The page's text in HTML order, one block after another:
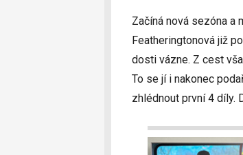
Začíná nová sezóna a
Featheringtonová již
dosti vázne. Z cest
To se jí i nakonec
zhlédnout první 4 díly.